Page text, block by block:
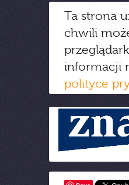
Ta strona
chwili
informacji
polityce